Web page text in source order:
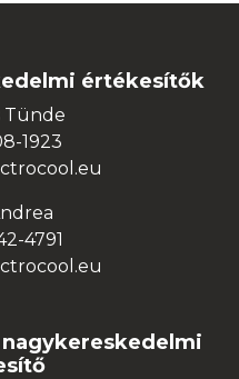
értékesítők
Tünde
1923
4791